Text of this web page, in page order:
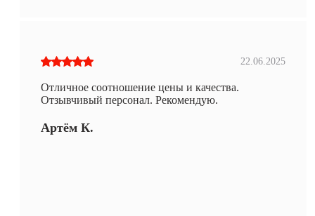
22.06.2025
Отличное соотношение цены и качества.
Отзывчивый персонал. Рекомендую.
Артём К.